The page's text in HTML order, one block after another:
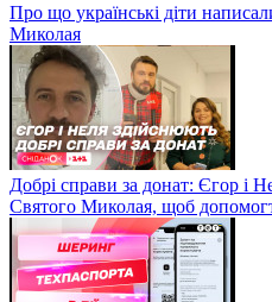
Про що українські діти
Миколая
Добрі справи за донат: Єгор і
Святого Миколая, щоб